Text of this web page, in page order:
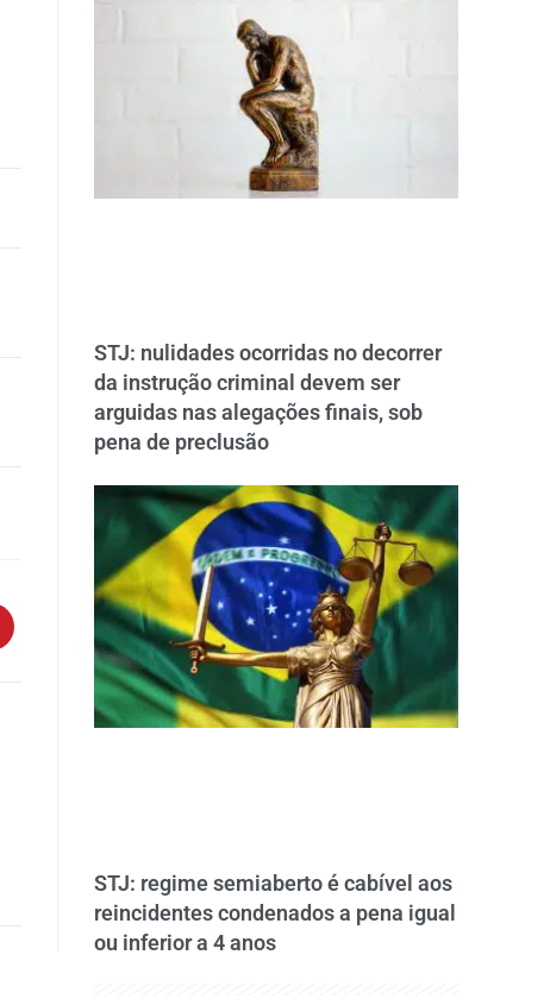
STJ: nulidades ocorridas no decorrer
da instrução criminal devem ser
arguidas nas alegações finais, sob
pena de preclusão
STJ: regime semiaberto é cabível aos
reincidentes condenados a pena igual
ou inferior a 4 anos